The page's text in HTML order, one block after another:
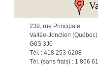
239, rue Principale
Vallée-Jonction (Québec)
G0S 3J0
Tél. : 418 253-6208
Tél. (sans frais) : 1 866